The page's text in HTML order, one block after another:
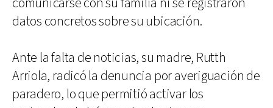
datos concretos sobre su ubicación.
Ante la falta de noticias, su madre, Rutth
Arriola, radicó la denuncia por averiguación de
paradero, lo que permitió activar los